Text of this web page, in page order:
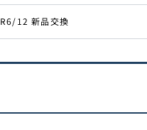
R6/12 新品交換